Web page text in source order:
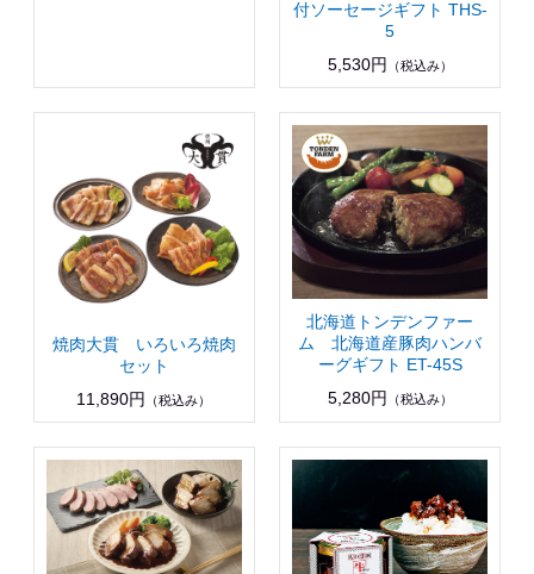
付ソーセージギフト THS-
5
5,530円
（税込み）
焼肉大貫 いろいろ焼肉
セット
11,890円
（税込み）
北海道トンデンファー
ム 北海道産豚肉ハンバ
ーグギフト ET-45S
5,280円
（税込み）